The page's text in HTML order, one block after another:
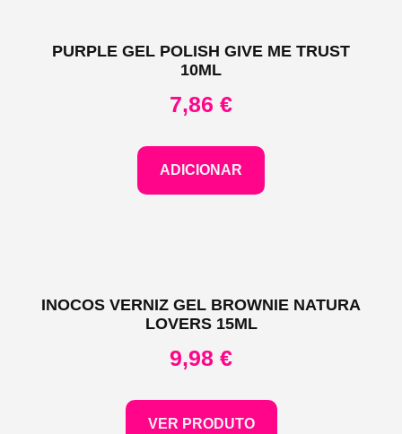
PURPLE GEL POLISH GIVE ME TRUST
10ML
7,86 €
ADICIONAR
INOCOS VERNIZ GEL BROWNIE NATURA
LOVERS 15ML
9,98 €
VER PRODUTO